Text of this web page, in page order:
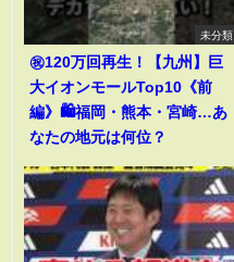
未分類
㊗️120万回再生！【九州】巨
大イオンモールTop10《前
編》🛍️福岡・熊本・宮崎…あ
なたの地元は何位？